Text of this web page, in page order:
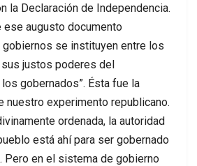
la Declaración de Independencia.
ese augusto documento
se instituyen entre los
justos poderes del
gobernados”. Ésta fue la
nuestro experimento republicano.
ordenada, la autoridad
está ahí para ser gobernado
Pero en el sistema de gobierno